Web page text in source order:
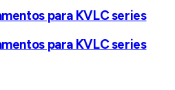
para KVLC series
para KVLC series